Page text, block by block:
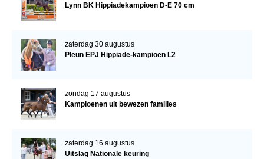
Lynn BK Hippiadekampioen D-E 70 cm
zaterdag 30 augustus
Pleun EPJ Hippiade-kampioen L2
zondag 17 augustus
Kampioenen uit bewezen families
zaterdag 16 augustus
Uitslag Nationale keuring